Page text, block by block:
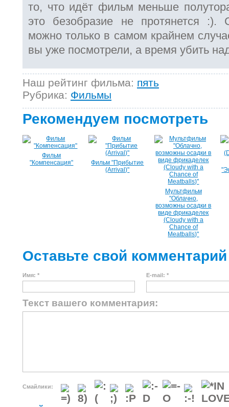
то, что идёт фильм меньше
это безобразие не протянется :).
можно только в самом крайнем
вы уже посмотрели, а время убить
Наш рейтинг фильма: пять
Рубрика: Фильмы
Рекомендуем посмотреть
Фильм
"Компенсация"
Фильм "Прибытие
(Arrival)"
Мультфильм
"Облачно,
возможны осадки в
виде фрикаделек
(Cloudy with a
Chance of
Meatballs)"
Оставьте свой комментарий
Имя: * E-mail: *
Текст вашего комментария:
Смайлики: